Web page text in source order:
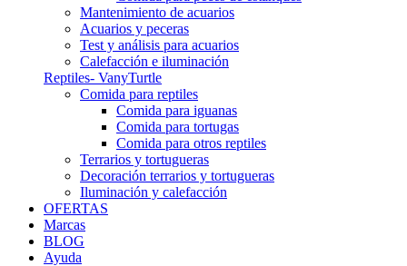
Mantenimiento de acuarios
Acuarios y peceras
Test y análisis para acuarios
Calefacción e iluminación
Reptiles- VanyTurtle
Comida para reptiles
Comida para iguanas
Comida para tortugas
Comida para otros reptiles
Terrarios y tortugueras
Decoración terrarios y tortugueras
Iluminación y calefacción
OFERTAS
Marcas
BLOG
Ayuda